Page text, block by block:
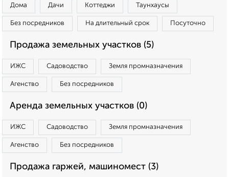
Дома Дачи Коттеджи Таунхаусы
Без посредников На длительный срок Посуточно
Продажа земельных участков (5)
ИЖС Садоводство Земля промназначения
Агенство Без посредников
Аренда земельных участков (0)
ИЖС Садоводство Земля промназначения
Агенство Без посредников
Продажа гаржей, машиномест (3)